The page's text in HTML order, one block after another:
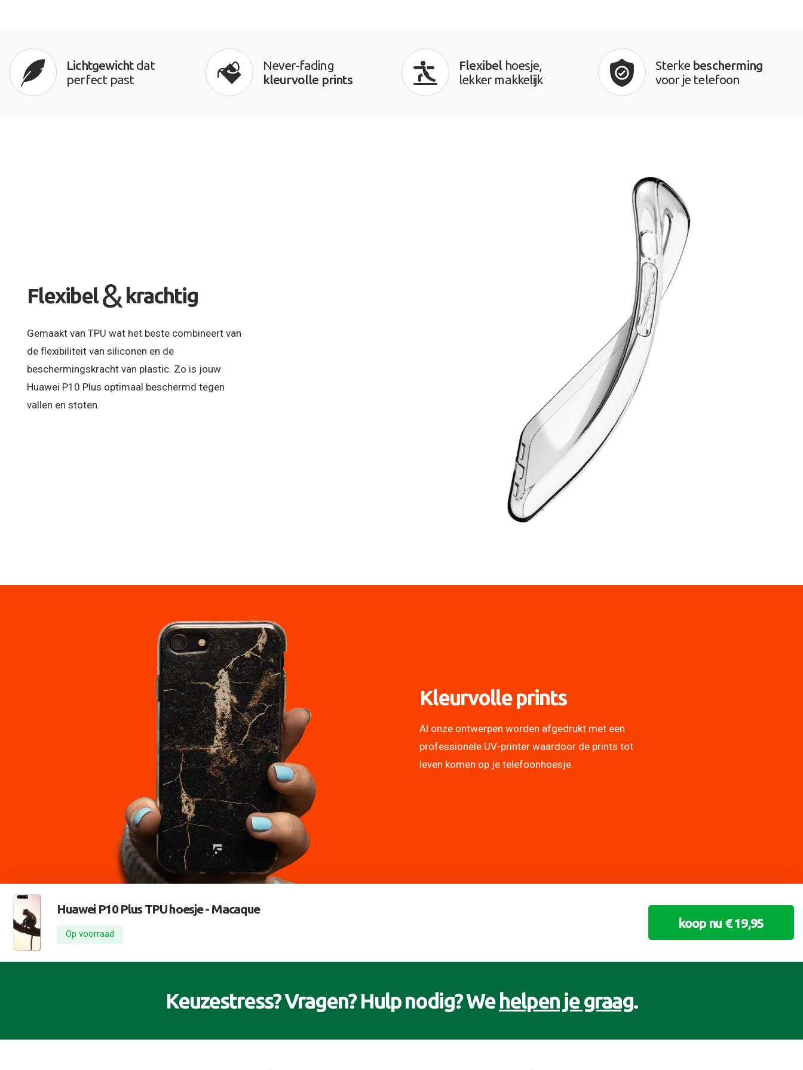
Lichtgewichtdat
perfect past
Never-fading
kleurvolle prints
Flexibelhoesje,
lekker makkelijk
Sterke bescherming
voor je telefoon
Flexibel & krachtig
Gemaakt van TPU wat het beste combineert van
de flexibiliteit van siliconen en de
beschermingskracht van plastic. Zo is jouw
Huawei P10 Plus optimaal beschermd tegen
vallen en stoten.
Kleurvolle prints
Al onze ontwerpen worden afgedrukt met een
professionele UV-printer waardoor de prints tot
leven komen op je telefoonhoesje.
Huawei P10 Plus TPU hoesje -Macaque
Op voorraad
koop nu € 19,95
Keuzestress? Vragen? Hulp nodig? We helpen je graag.